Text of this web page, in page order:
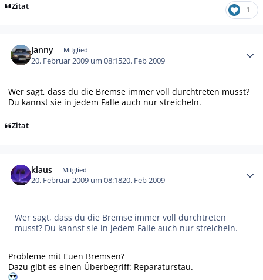
Zitat 1
Janny Mitglied
20. Februar 2009 um 08:1520. Feb 2009
Wer sagt, dass du die Bremse immer voll durchtreten musst?
Du kannst sie in jedem Falle auch nur streicheln.
Zitat
klaus Mitglied
20. Februar 2009 um 08:1820. Feb 2009
Wer sagt, dass du die Bremse immer voll durchtreten
musst? Du kannst sie in jedem Falle auch nur streicheln.
Probleme mit Euen Bremsen?
Dazu gibt es einen Überbegriff: Reparaturstau.